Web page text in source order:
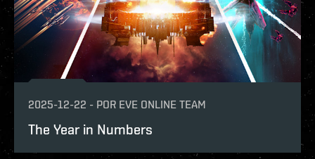
2025-12-22 - POR EVE ONLINE TEAM
The Year in Numbers